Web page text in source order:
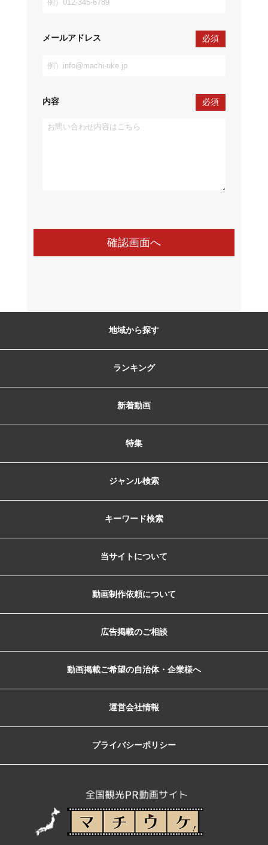
メールアドレス 必須
内容 必須
地域から探す
ランキング
新着動画
特集
ジャンル検索
キーワード検索
当サイトについて
動画制作依頼について
広告掲載のご相談
動画掲載ご希望の自治体・企業様へ
運営会社情報
プライバシーポリシー